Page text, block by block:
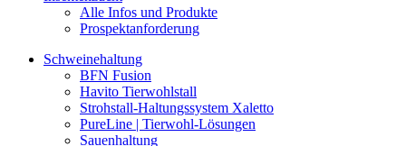
Alle Infos und Produkte
Prospektanforderung
Schweinehaltung
BFN Fusion
Havito Tierwohlstall
Strohstall-Haltungssystem Xaletto
PureLine | Tierwohl-Lösungen
Sauenhaltung